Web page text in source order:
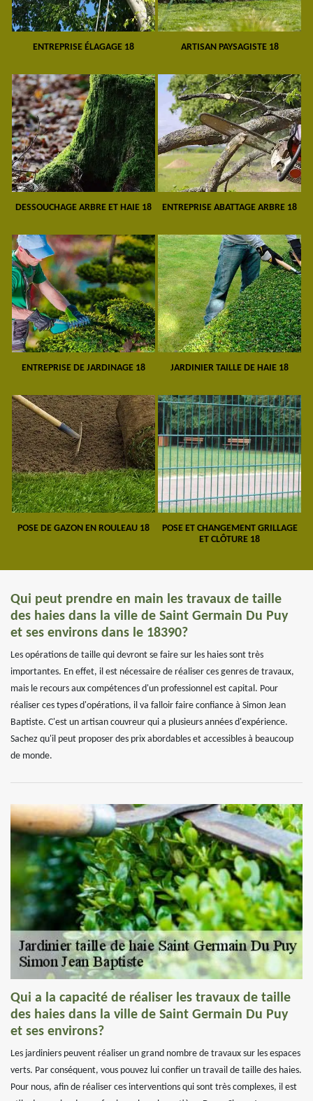
ENTREPRISE ÉLAGAGE 18 ARTISAN PAYSAGISTE 18
DESSOUCHAGE ARBRE ET HAIE 18 ENTREPRISE ABATTAGE ARBRE 18
ENTREPRISE DE JARDINAGE 18 JARDINIER TAILLE DE HAIE 18
POSE DE GAZON EN ROULEAU 18
POSE ET CHANGEMENT GRILLAGE
ET CLÔTURE 18
Qui peut prendre en main les travaux de taille
des haies dans la ville de Saint Germain Du Puy
et ses environs dans le 18390?
Les opérations de taille qui devront se faire sur les haies sont très
importantes. En effet, il est nécessaire de réaliser ces genres de travaux,
mais le recours aux compétences d'un professionnel est capital. Pour
réaliser ces types d'opérations, il va falloir faire confiance à Simon Jean
Baptiste. C'est un artisan couvreur qui a plusieurs années d'expérience.
Sachez qu'il peut proposer des prix abordables et accessibles à beaucoup
de monde.
Qui a la capacité de réaliser les travaux de taille
des haies dans la ville de Saint Germain Du Puy
et ses environs?
Les jardiniers peuvent réaliser un grand nombre de travaux sur les espaces
verts. Par conséquent, vous pouvez lui confier un travail de taille des haies.
Pour nous, afin de réaliser ces interventions qui sont très complexes, il est